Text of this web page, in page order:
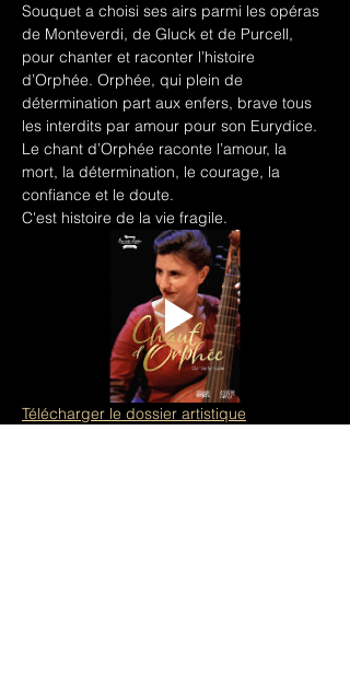
Souquet a choisi ses airs parmi les opéras
de Monteverdi, de Gluck et de Purcell,
pour chanter et raconter l’histoire
d’Orphée. Orphée, qui plein de
détermination part aux enfers, brave tous
les interdits par amour pour son Eurydice.
Le chant d’Orphée raconte l’amour, la
mort, la détermination, le courage, la
confiance et le doute.
C'est histoire de la vie fragile.
Télécharger le dossier artistique